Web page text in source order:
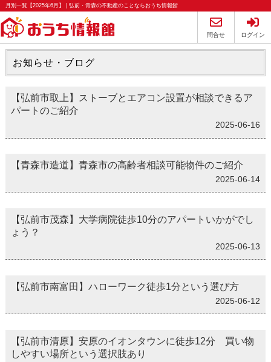
月別一覧【2025年6月】 | 弘前・青森の不動産のことならおうち情報館
問合せ ログイン
お知らせ・ブログ
【弘前市取上】ストーブとエアコン設置が相談できるア
パートのご紹介
2025-06-16
【青森市造道】青森市の高齢者相談可能物件のご紹介
2025-06-14
【弘前市茂森】大学病院徒歩10分のアパートいかがでし
ょう？
2025-06-13
【弘前市南富田】ハローワーク徒歩1分という選び方
2025-06-12
【弘前市清原】安原のイオンタウンに徒歩12分 買い物
しやすい場所という選択肢あり